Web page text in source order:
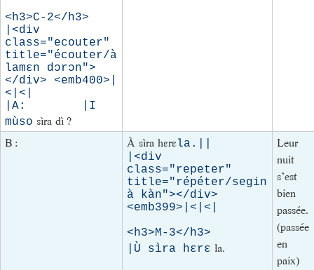
<h3>C-2</h3>
|<div
class="ecouter"
title="écouter/à
lamɛn dɔrɔn">
</div> <emb400>|
<|<|
|A:        |I
mùso sìra dì ?
B : À sìra hɛrɛ la.||
|<div
class="repeter"
title="répéter/segin
à kàn"></div>
<emb399>|<|<|
<h3>M-3</h3>
|Ù sìra hɛrɛ la.
Leur
nuit
s’est
bien
passée.
(passée
en
paix)